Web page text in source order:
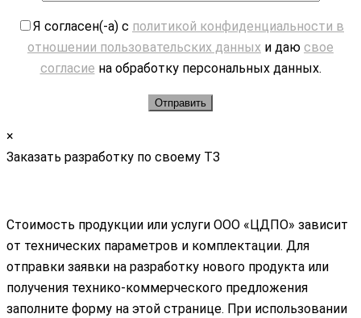
Я согласен(-а) с политикой конфиденциальности в
отношении пользовательских данных и даю свое
согласие на обработку персональных данных.
×
Заказать разработку по своему ТЗ
Стоимость продукции или услуги ООО «ЦДПО» зависит
от технических параметров и комплектации. Для
отправки заявки на разработку нового продукта или
получения технико-коммерческого предложения
заполните форму на этой странице. При использовании